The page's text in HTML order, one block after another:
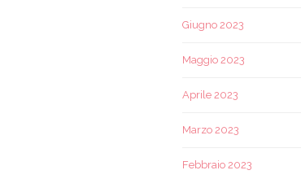
Giugno 2023
Maggio 2023
Aprile 2023
Marzo 2023
Febbraio 2023